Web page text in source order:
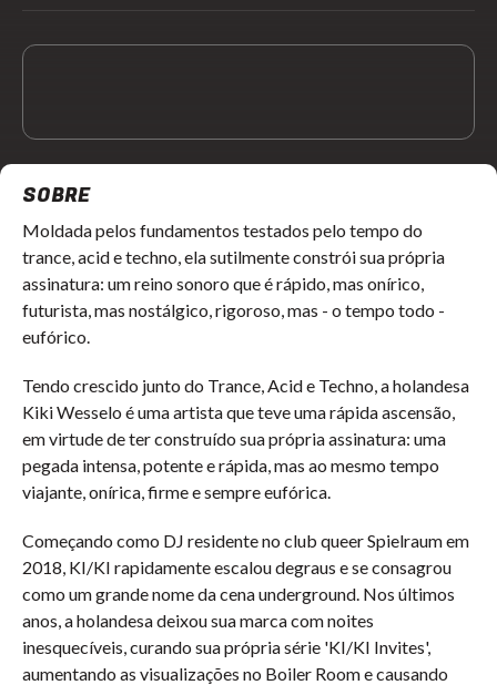
SOBRE
Moldada pelos fundamentos testados pelo tempo do
trance, acid e techno, ela sutilmente constrói sua própria
assinatura: um reino sonoro que é rápido, mas onírico,
futurista, mas nostálgico, rigoroso, mas - o tempo todo -
eufórico.
Tendo crescido junto do Trance, Acid e Techno, a holandesa
Kiki Wesselo é uma artista que teve uma rápida ascensão,
em virtude de ter construído sua própria assinatura: uma
pegada intensa, potente e rápida, mas ao mesmo tempo
viajante, onírica, firme e sempre eufórica.
Começando como DJ residente no club queer Spielraum em
2018, KI/KI rapidamente escalou degraus e se consagrou
como um grande nome da cena underground. Nos últimos
anos, a holandesa deixou sua marca com noites
inesquecíveis, curando sua própria série 'KI/KI Invites',
aumentando as visualizações no Boiler Room e causando